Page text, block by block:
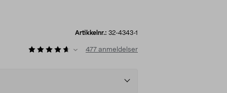
Artikkelnr.: 32-4343-1
477 anmeldelser